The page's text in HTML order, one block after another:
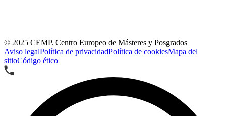
© 2025 CEMP. Centro Europeo de Másteres y Posgrados
Aviso legalPolítica de privacidadPolítica de cookiesMapa del
sitioCódigo ético